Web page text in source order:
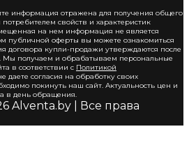
информация отражена для получения общего
свойств и характеристик
на нем информация не является
публичной оферты вы можете ознакомиться
договора купли-продажи утверждаются после
Мы получаем и обрабатываем персональные
в соответствии с Политикой
даете согласия на обработку своих
покинуть наш сайт. Актуальность цен и
в день обращения.
Alventa.by | Все права